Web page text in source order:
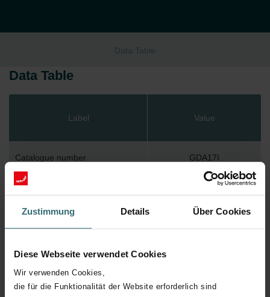
Zustimmung Details Über Cookies
Diese Webseite verwendet Cookies
Wir verwenden Cookies,
die für die Funktionalität der Website erforderlich sind
Data Table
Data Table
Label Value
Catalogue number GDA17I
Downloads